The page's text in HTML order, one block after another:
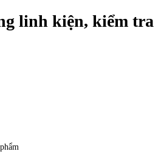
linh kiện, kiểm